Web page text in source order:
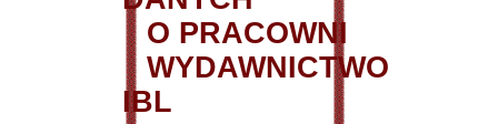
O PRACOWNI
WYDAWNICTWO
IBL